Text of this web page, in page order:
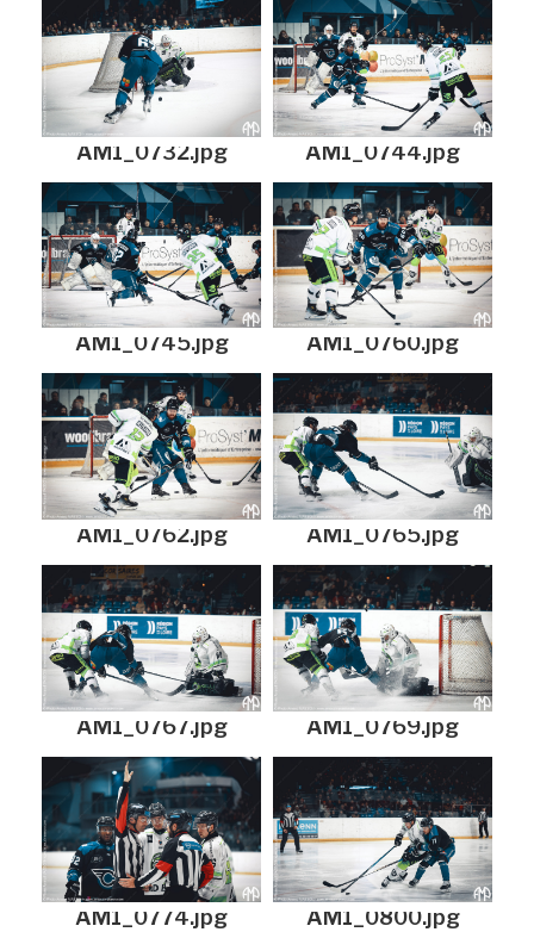
AM1_0732.jpg AM1_0744.jpg
AM1_0745.jpg AM1_0760.jpg
AM1_0762.jpg AM1_0765.jpg
AM1_0767.jpg AM1_0769.jpg
AM1_0774.jpg AM1_0800.jpg